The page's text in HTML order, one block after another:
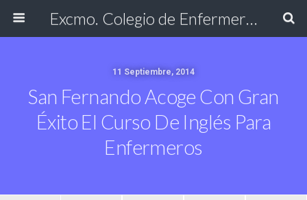
Excmo. Colegio de Enfermería de Cádiz
11 Septiembre, 2014
San Fernando Acoge Con Gran
Éxito El Curso De Inglés Para
Enfermeros